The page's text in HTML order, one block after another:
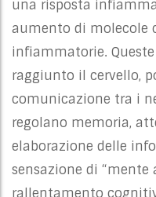
una risposta
aumento di molecole
infiammatorie.
raggiunto il cervello,
comunicazione tra i
regolano memoria,
elaborazione delle
sensazione di “mente
rallentamento